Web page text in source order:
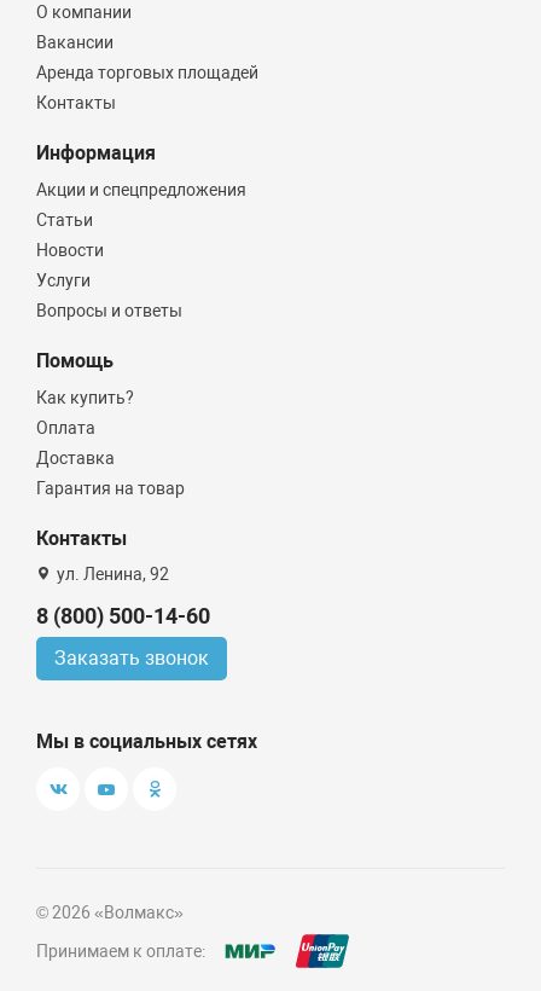
О компании
Вакансии
Аренда торговых площадей
Контакты
Информация
Акции и спецпредложения
Статьи
Новости
Услуги
Вопросы и ответы
Помощь
Как купить?
Оплата
Доставка
Гарантия на товар
Контакты
ул. Ленина, 92
8 (800) 500-14-60
Заказать звонок
Мы в социальных сетях
© 2026 «Волмакс»
Принимаем к оплате: